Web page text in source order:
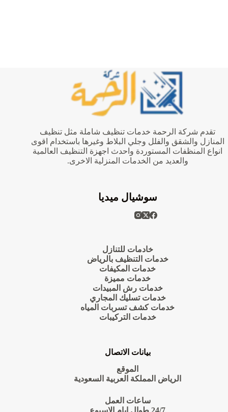
تقدم شركة الرحمة خدمات تنظيف شاملة مثل تنظيف
المنازل والشقق والفلل وجلي البلاط وغيرها باستخدام اقوى
انواع المنظفات المستوردة واحدث اجهزة التنظيف العالمية
والعديد من الخدمات المنزلية الاخرى.
سوشيال ميديا
خادمات للتنازل
خدمات التنظيف بالرياض
خدمات المكيفات
خدمات مميزة
خدمات رش المبيدات
خدمات تسليك المجاري
خدمات كشف تسربات المياه
خدمات التركيبات
بيانات الاتصال
الموقع
الرياض المملكة العربية السعودية
ساعات العمل